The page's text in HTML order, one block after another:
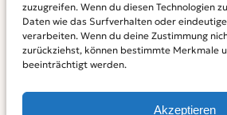
zuzugreifen. Wenn du diesen Technologien
Daten wie das Surfverhalten oder
verarbeiten. Wenn du deine Zustimmung
zurückziehst, können bestimmte Merkmale
beeinträchtigt werden.
Akzeptieren
KidS-Ausgaben online lesen
Abonnement
Archiv
INFO